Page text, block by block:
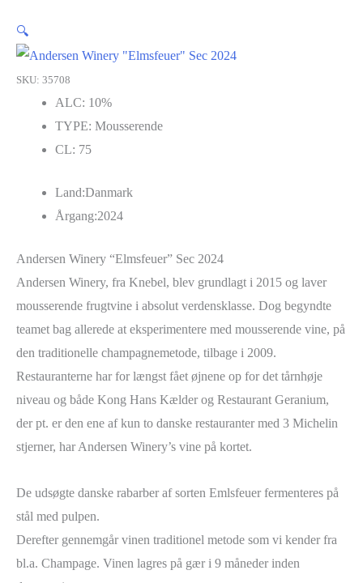
🔍
SKU: 35708
ALC: 10%
TYPE: Mousserende
CL: 75
Land:Danmark
Årgang:2024
Andersen Winery “Elmsfeuer” Sec 2024
Andersen Winery, fra Knebel, blev grundlagt i 2015 og laver
mousserende frugtvine i absolut verdensklasse. Dog begyndte
teamet bag allerede at eksperimentere med mousserende vine, på
den traditionelle champagnemetode, tilbage i 2009.
Restauranterne har for længst fået øjnene op for det tårnhøje
niveau og både Kong Hans Kælder og Restaurant Geranium,
der pt. er den ene af kun to danske restauranter med 3 Michelin
stjerner, har Andersen Winery’s vine på kortet.
De udsøgte danske rabarber af sorten Emlsfeuer fermenteres på
stål med pulpen.
Derefter gennemgår vinen traditionel metode som vi kender fra
bl.a. Champage. Vinen lagres på gær i 9 måneder inden